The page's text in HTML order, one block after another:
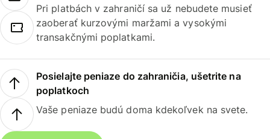
Pri platbách v zahraničí sa už nebudete musieť
zaoberať kurzovými maržami a vysokými
transakčnými poplatkami.
Posielajte peniaze do zahraničia, ušetrite na
poplatkoch
Vaše peniaze budú doma kdekoľvek na svete.